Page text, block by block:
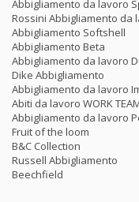
Abbigliamento da lavoro
Rossini Abbigliamento da
Abbigliamento Softshell
Abbigliamento Beta
Abbigliamento da lavoro
Dike Abbigliamento
Abbigliamento da lavoro
Abiti da lavoro WORK
Abbigliamento da lavoro
Fruit of the loom
B&C Collection
Russell Abbigliamento
Beechfield